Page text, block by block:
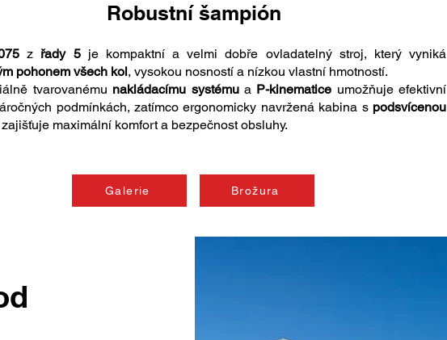
Robustní šampión
zřady 5je kompaktní a velmi dobře ovladatelný stroj, který vyniká
pohonem všech kol, vysokou nosností a nízkou vlastní hmotností.
tvarovanému nakládacímu systémua P-kinematice umožňuje efektivní
podmínkách, zatímco ergonomicky navržená kabina s podsvícenou
maximální komfort a bezpečnost obsluhy.
Galerie Brožura